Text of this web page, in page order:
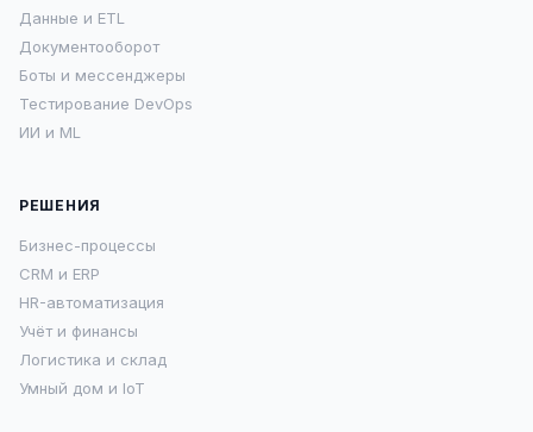
Данные и ETL
Документооборот
Боты и мессенджеры
Тестирование DevOps
ИИ и ML
РЕШЕНИЯ
Бизнес-процессы
CRM и ERP
HR-автоматизация
Учёт и финансы
Логистика и склад
Умный дом и IoT